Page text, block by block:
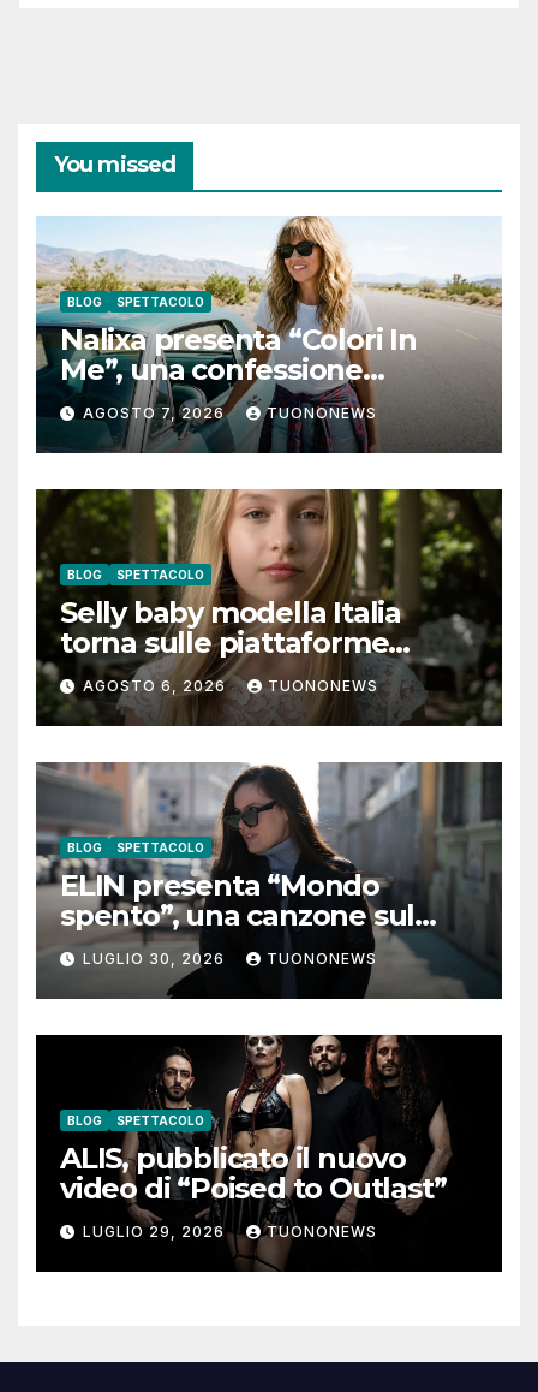
You missed
BLOG SPETTACOLO
Nalixa presenta “Colori In
Me”, una confessione
notturna tra identità e libertà
AGOSTO 7, 2026 TUONONEWS
BLOG SPETTACOLO
Selly baby modella Italia
torna sulle piattaforme
digitali con “Luna lei mi
guarda”
AGOSTO 6, 2026 TUONONEWS
BLOG SPETTACOLO
ELIN presenta “Mondo
spento”, una canzone sul
coraggio di lasciare andare i
pensieri negativi
LUGLIO 30, 2026 TUONONEWS
BLOG SPETTACOLO
ALIS, pubblicato il nuovo
video di “Poised to Outlast”
LUGLIO 29, 2026 TUONONEWS